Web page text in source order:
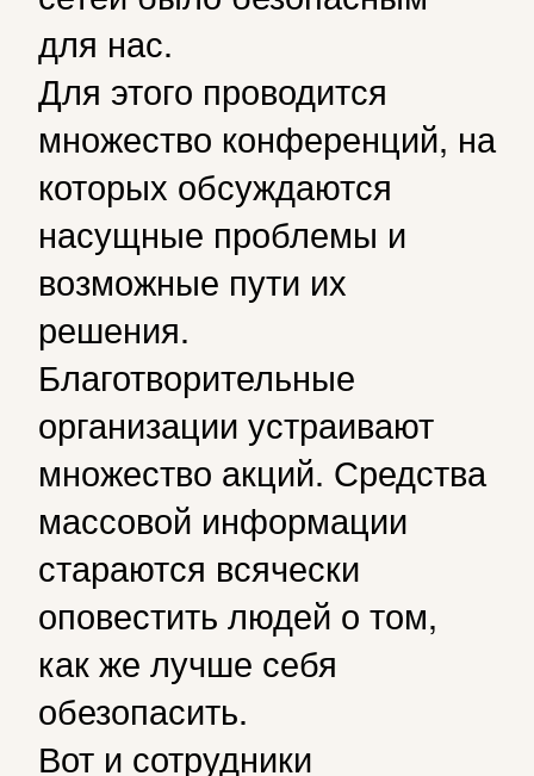
для нас.
Для этого проводится
множество конференций, на
которых обсуждаются
насущные проблемы и
возможные пути их
решения.
Благотворительные
организации устраивают
множество акций. Средства
массовой информации
стараются всячески
оповестить людей о том,
как же лучше себя
обезопасить.
Вот и сотрудники